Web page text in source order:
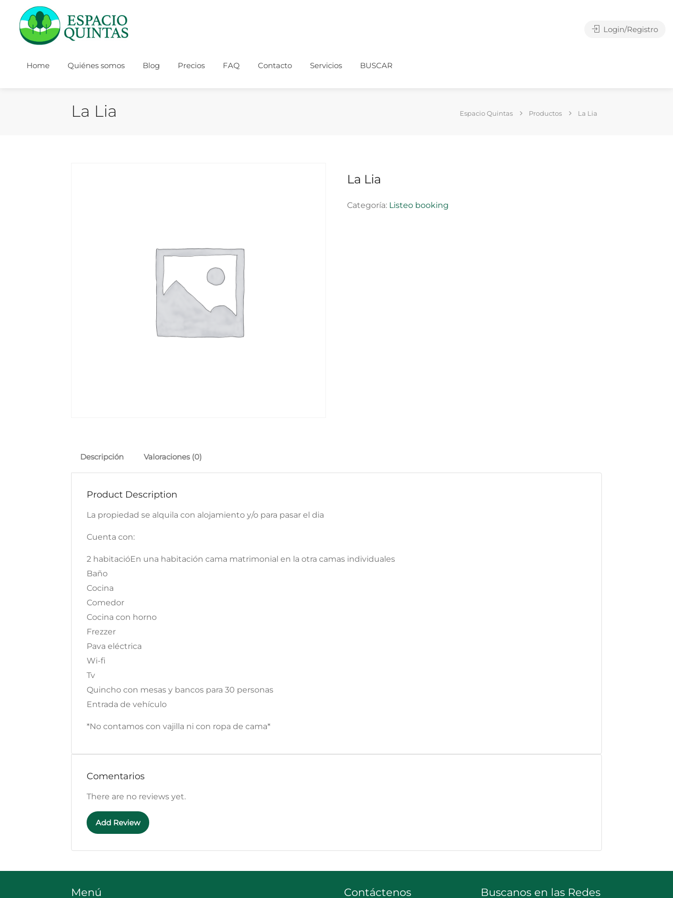
Home Quiénes somos Blog Precios FAQ Contacto Servicios BUSCAR
Login/Registro
La Lia Espacio Quintas Productos La Lia
La Lia
Categoría: Listeo booking
Descripción Valoraciones (0)
Product Description
La propiedad se alquila con alojamiento y/o para pasar el dia
Cuenta con:
2 habitacióEn una habitación cama matrimonial en la otra camas individuales
Baño
Cocina
Comedor
Cocina con horno
Frezzer
Pava eléctrica
Wi-fi
Tv
Quincho con mesas y bancos para 30 personas
Entrada de vehículo
*No contamos con vajilla ni con ropa de cama*
Comentarios
There are no reviews yet.
Add Review
Menú Contáctenos Buscanos en las Redes